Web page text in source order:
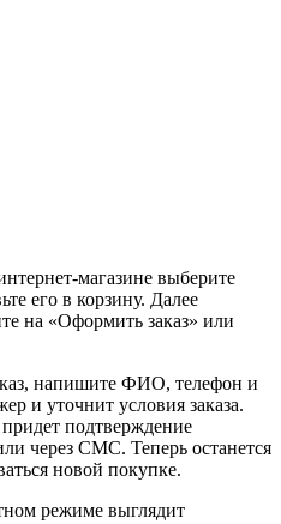
магазине выберите
его в корзину. Далее
на «Оформить заказ» или
напишите ФИО, телефон и
и уточнит условия заказа.
придет подтверждение
через СМС. Теперь останется
новой покупке.
режиме выглядит